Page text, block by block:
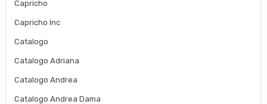
Capricho
Capricho Inc
Catalogo
Catalogo Adriana
Catalogo Andrea
Catalogo Andrea Dama